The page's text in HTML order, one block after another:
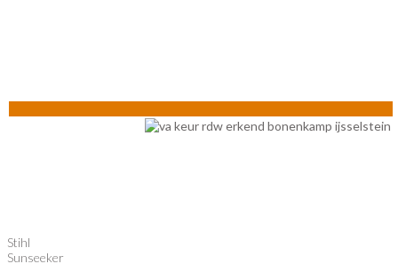
Stihl
Sunseeker